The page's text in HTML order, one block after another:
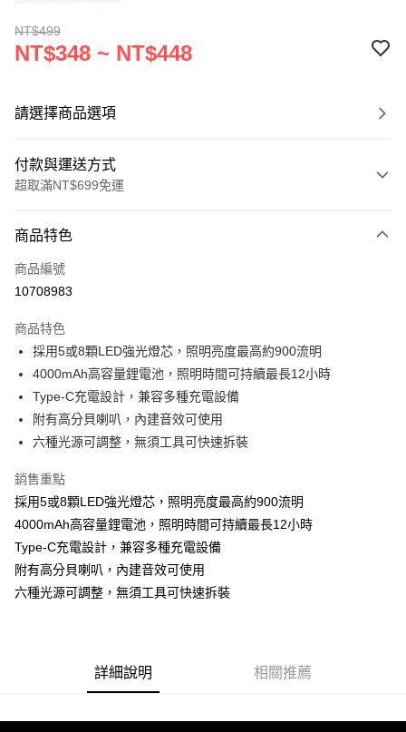
NT$499
NT$348 ~ NT$448
請選擇商品選項
付款與運送方式
超取滿NT$699免運
信用卡一次付款
信用卡分期付款
合作金庫商業銀行
華南商業銀行
彰化商業銀行
上海商業儲蓄銀行
台北富邦商業銀行
國泰世華商業銀行
兆豐國際商業銀行
臺灣中小企業銀行
台中商業銀行
匯豐（台灣）商業銀行
華泰商業銀行
聯邦商業銀行
遠東國際商業銀行
元大商業銀行
台新國際商業銀行
中國信託商業銀行
台灣樂天信用卡公司
超商取貨付款
LINE Pay
Apple Pay
街口支付
悠遊付
Google Pay
ATM付款
運送方式
付款後全家取貨
商品特色
商品編號
10708983
商品特色
採用5或8顆LED強光燈芯，照明亮度最高約900流明
4000mAh高容量鋰電池，照明時間可持續最長12小時
Type-C充電設計，兼容多種充電設備
附有高分貝喇叭，內建音效可使用
六種光源可調整，無須工具可快速拆裝
銷售重點
採用5或8顆LED強光燈芯，照明亮度最高約900流明
4000mAh高容量鋰電池，照明時間可持續最長12小時
Type-C充電設計，兼容多種充電設備
附有高分貝喇叭，內建音效可使用
六種光源可調整，無須工具可快速拆裝
詳細說明 相關推薦